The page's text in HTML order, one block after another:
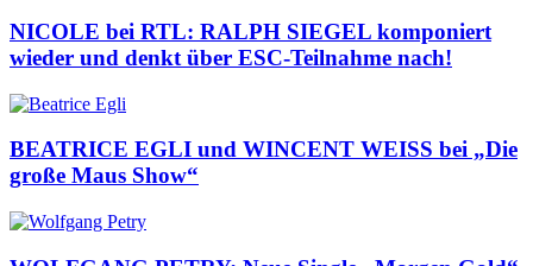
NICOLE bei RTL: RALPH SIEGEL komponiert
wieder und denkt über ESC-Teilnahme nach!
BEATRICE EGLI und WINCENT WEISS bei „Die
große Maus Show“